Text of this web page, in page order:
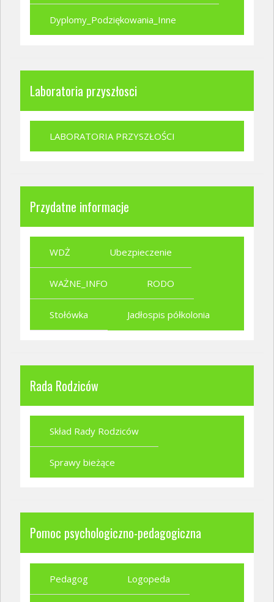
Dyplomy_Podziękowania_Inne
Laboratoria przyszłosci
LABORATORIA PRZYSZŁOŚCI
Przydatne informacje
WDŻ Ubezpieczenie
WAŻNE_INFO RODO
Stołówka Jadłospis półkolonia
Rada Rodziców
Skład Rady Rodziców
Sprawy bieżące
Pomoc psychologiczno-pedagogiczna
Pedagog Logopeda